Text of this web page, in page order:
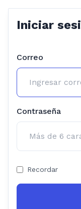
Iniciar
Correo
Contraseña
Recordar